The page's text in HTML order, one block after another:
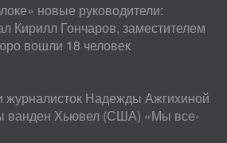
новые руководители:
Кирилл Гончаров, заместителем
вошли 18 человек
журналисток Надежды Ажгихиной
ванден Хьювел (США) «Мы все-